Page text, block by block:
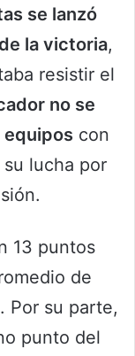
se lanzó
la victoria,
resistir el
no se
equipos con
lucha por
13 puntos
de
Por su parte,
punto del